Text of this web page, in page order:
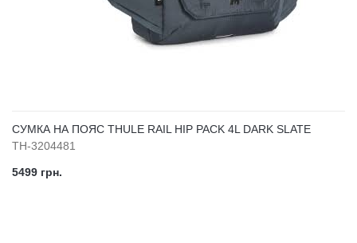
СУМКА НА ПОЯС THULE RAIL HIP PACK 4L DARK SLATE
TH-3204481
5499 грн.